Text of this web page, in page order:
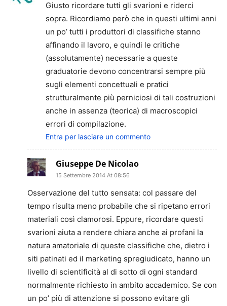
Giusto ricordare tutti gli svarioni e riderci
sopra. Ricordiamo però che in questi ultimi anni
un po’ tutti i produttori di classifiche stanno
affinando il lavoro, e quindi le critiche
(assolutamente) necessarie a queste
graduatorie devono concentrarsi sempre più
sugli elementi concettuali e pratici
strutturalmente più perniciosi di tali costruzioni
anche in assenza (teorica) di macroscopici
errori di compilazione.
Entra per lasciare un commento
Giuseppe De Nicolao
15 Settembre 2014 At 08:56
Osservazione del tutto sensata: col passare del
tempo risulta meno probabile che si ripetano errori
materiali così clamorosi. Eppure, ricordare questi
svarioni aiuta a rendere chiara anche ai profani la
natura amatoriale di queste classifiche che, dietro i
siti patinati ed il marketing spregiudicato, hanno un
livello di scientificità al di sotto di ogni standard
normalmente richiesto in ambito accademico. Se con
un po’ più di attenzione si possono evitare gli